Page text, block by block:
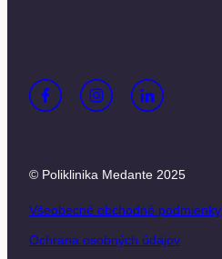
© Poliklinika Medante 2025
Všeobecné obchodné podmienky
Ochrana osobných údajov